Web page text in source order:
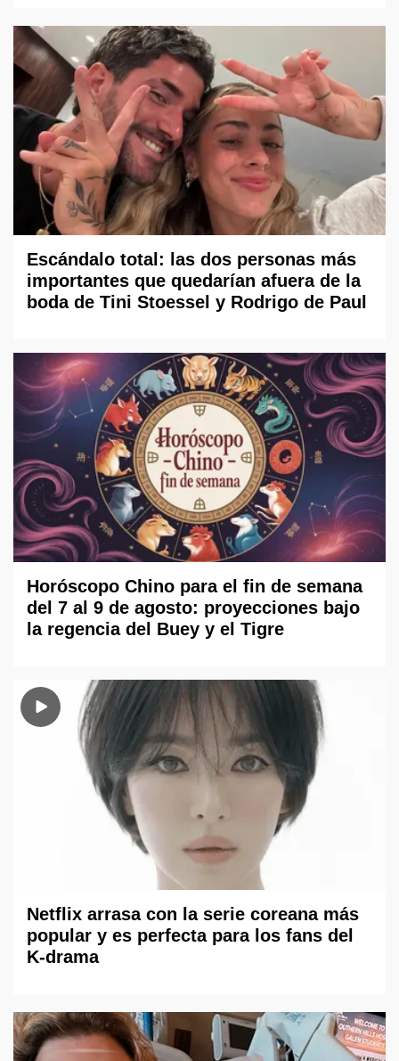
Escándalo total: las dos personas más
importantes que quedarían afuera de la
boda de Tini Stoessel y Rodrigo de Paul
Horóscopo Chino para el fin de semana
del 7 al 9 de agosto: proyecciones bajo
la regencia del Buey y el Tigre
Netflix arrasa con la serie coreana más
popular y es perfecta para los fans del
K-drama